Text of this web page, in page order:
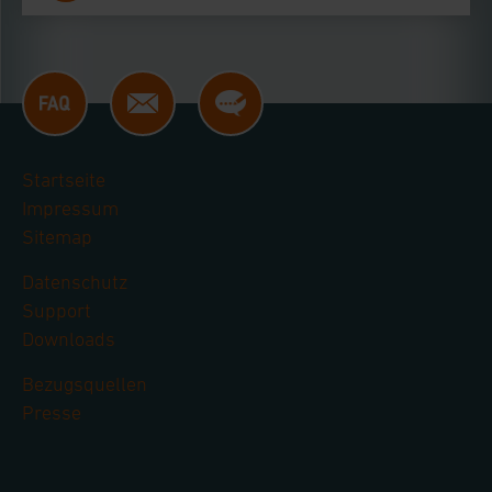
Startseite
Impressum
Sitemap
Datenschutz
Support
Downloads
Bezugsquellen
Presse